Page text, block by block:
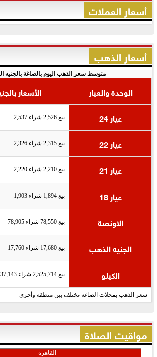
أسعار العملات
أسعار الذهب
متوسط سعر الذهب اليوم بالصاغة بالجنيه
الوحدة والعيار
الأسعار
عيار 24
بيع 2,526 شراء 2,537
عيار 22 بيع 2,315 شراء 2,326
عيار 21 بيع 2,210 شراء 2,220
عيار 18 بيع 1,894 شراء 1,903
الاونصة بيع 78,550 شراء 78,905
الجنيه الذهب بيع 17,680 شراء 17,760
الكيلو بيع 2,525,714 شراء 2,537,143
سعر الذهب بمحلات الصاغة تختلف بين منطقة وأخرى
مواقيت الصلاة